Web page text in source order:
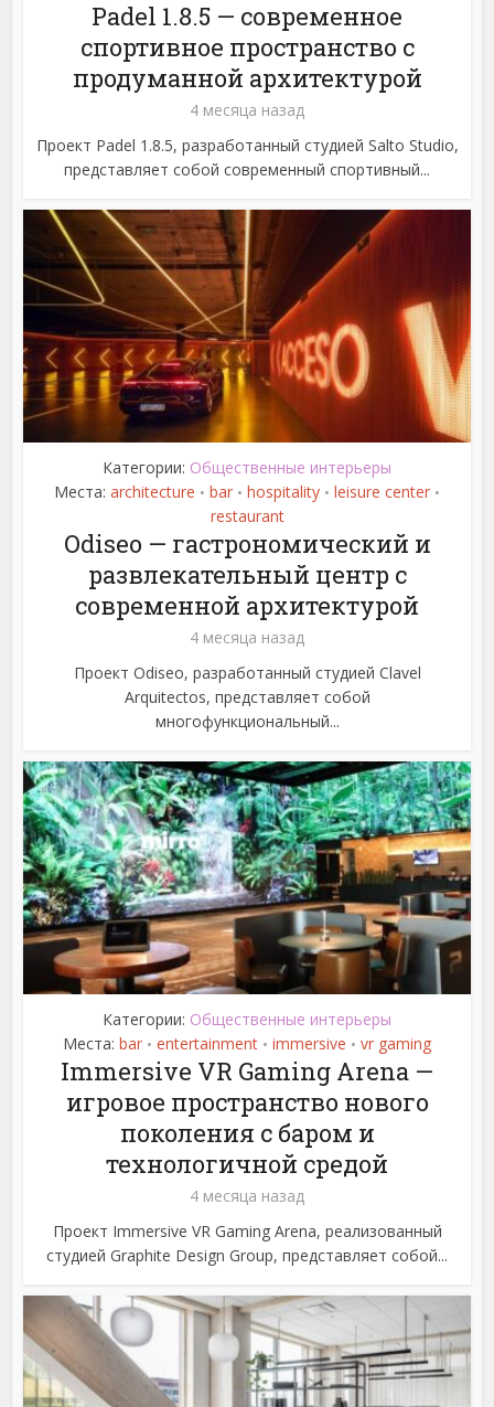
Padel 1.8.5 — современное
спортивное пространство с
продуманной архитектурой
4 месяца назад
Проект Padel 1.8.5, разработанный студией Salto Studio,
представляет собой современный спортивный...
Категории: Общественные интерьеры
Места: architecture • bar • hospitality • leisure center •
restaurant
Odiseo — гастрономический и
развлекательный центр с
современной архитектурой
4 месяца назад
Проект Odiseo, разработанный студией Clavel
Arquitectos, представляет собой
многофункциональный...
Категории: Общественные интерьеры
Места: bar • entertainment • immersive • vr gaming
Immersive VR Gaming Arena —
игровое пространство нового
поколения с баром и
технологичной средой
4 месяца назад
Проект Immersive VR Gaming Arena, реализованный
студией Graphite Design Group, представляет собой...